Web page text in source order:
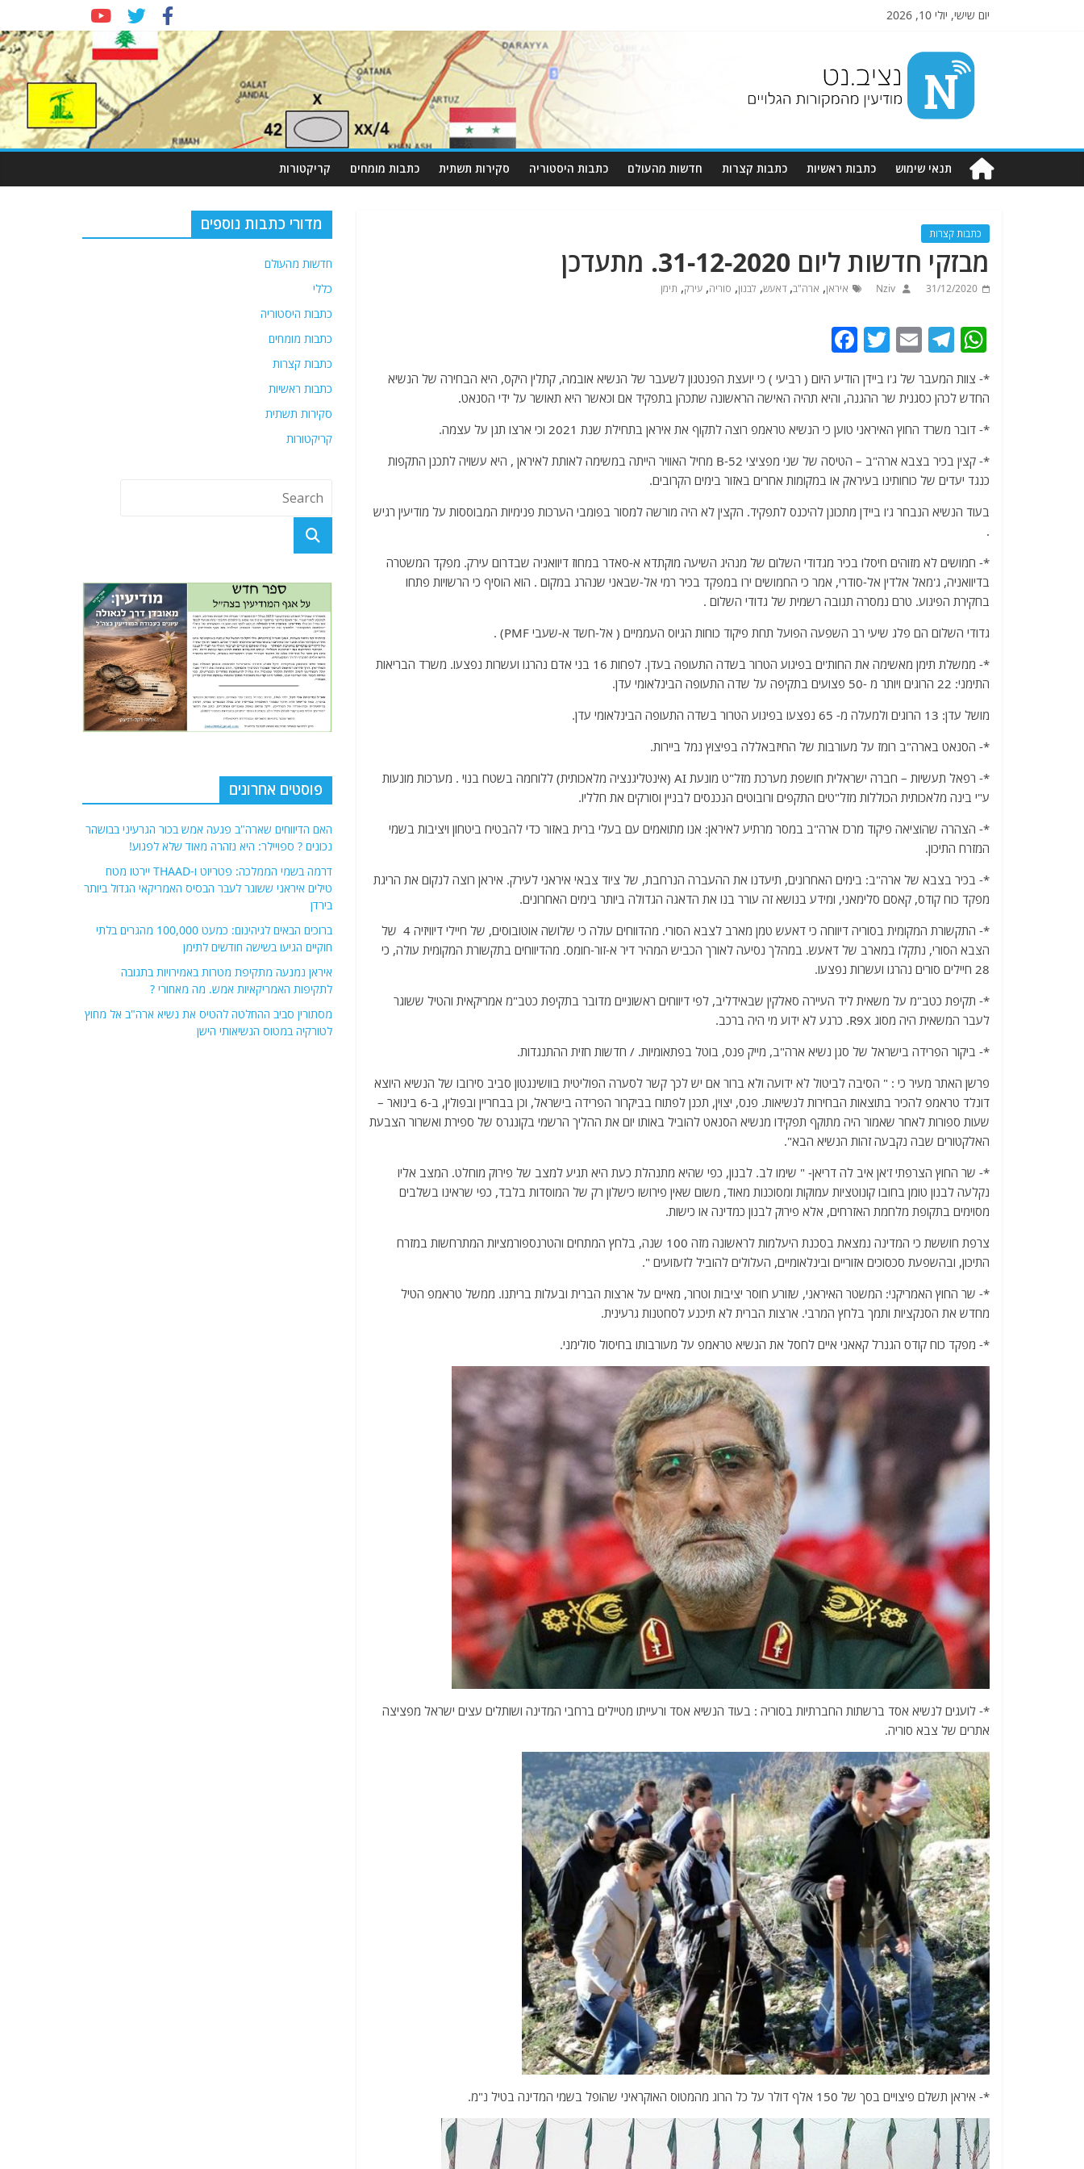
יום שישי, יולי 10, 2026
Nziv.net
מודיעין
מהמקורות
תנאי שימוש כתבות ראשיות כתבות קצרות חדשות מהעולם כתבות היסטוריה סקירות תשתית כתבות מומחים קריקטורות
כתבות קצרות
מבזקי חדשות ליום 31-12-2020. מתעדכן
31/12/2020
Nziv איראן, ארה"ב, דאעש, לבנון, סוריה, עירק, תימן
W
at
s
A
p
p
T
e
g
ra
m
E
ai
l
T
itt
er
c
e
b
o
o
k
*- צוות המעבר של ג'ו ביידן הודיע היום ( רביעי ) כי יועצת הפנטגון לשעבר של הנשיא אובמה, קתלין היקס, היא הבחירה של הנשיא
החדש לכהן כסגנית שר ההגנה, והיא תהיה האישה הראשונה שתכהן בתפקיד אם וכאשר היא תאושר על ידי הסנאט.
*- דובר משרד החוץ האיראני טוען כי הנשיא טראמפ רוצה לתקוף את איראן בתחילת שנת 2021 וכי ארצו תגן על עצמה.
*- קצין בכיר בצבא ארה"ב – הטיסה של שני מפציצי B-52 מחיל האוויר הייתה במשימה לאותת לאיראן , היא עשויה לתכנן התקפות
כנגד יעדים של כוחותינו בעיראק או במקומות אחרים באזור בימים הקרובים.
בעוד הנשיא הנבחר ג'ו ביידן מתכונן להיכנס לתפקיד. הקצין לא היה מורשה למסור בפומבי הערכות פנימיות המבוססות על מודיעין רגיש
.
*- חמושים לא מזוהים חיסלו בכיר מגדודי השלום של מנהיג השיעה מוקתדא א-סאדר במחוז דיוואניה שבדרום עירק. מפקד המשטרה
בדיוואניה, ג'מאל אלדין אל-סודרי, אמר כי החמושים ירו במפקד בכיר רמי אל-שבאני שנהרג במקום . הוא הוסיף כי הרשויות פתחו
בחקירת הפיגוע. טרם נמסרה תגובה רשמית של גדודי השלום .
גדודי השלום הם פלג שיעי רב השפעה הפועל תחת פיקוד כוחות הגיוס העממיים ( אל-חשד א-שעבי PMF) .
*- ממשלת תימן מאשימה את החות'ים בפיגוע הטרור בשדה התעופה בעדן. לפחות 16 בני אדם נהרגו ועשרות נפצעו. משרד הבריאות
התימני: 22 הרוגים ויותר מ -50 פצועים בתקיפה על שדה התעופה הבינלאומי עדן.
מושל עדן: 13 הרוגים ולמעלה מ- 65 נפצעו בפיגוע הטרור בשדה התעופה הבינלאומי עדן.
*- הסנאט בארה"ב רומז על מעורבות של החיזבאללה בפיצוץ נמל ביירות.
*- רפאל תעשיות – חברה ישראלית חושפת מערכת מזל"ט מונעת AI (אינטליגנציה מלאכותית) ללוחמה בשטח בנוי . מערכות מונעות
ע"י בינה מלאכותית הכוללות מזל"טים התקפים ורובוטים הנכנסים לבניין וסורקים את חלליו.
*- הצהרה שהוציאה פיקוד מרכז ארה"ב במסר מרתיע לאיראן: אנו מתואמים עם בעלי ברית באזור כדי להבטיח ביטחון ויציבות בשמי
המזרח התיכון.
*- בכיר בצבא של ארה"ב: בימים האחרונים, תיעדנו את ההעברה הנרחבת, של ציוד צבאי איראני לעירק. איראן רוצה לנקום את הריגת
מפקד כוח קודס, קאסם סלימאני, ומידע בנושא זה עורר בנו את הדאגה הגדולה ביותר בימים האחרונים.
*- התקשורת המקומית בסוריה דיווחה כי דאעש טמן מארב לצבא הסורי. מהדווחים עולה כי שלושה אוטובוסים, של חיילי דיוויזיה 4 של
הצבא הסורי, נתקלו במארב של דאעש. במהלך נסיעה לאורך הכביש המהיר דיר א-זור-חומס. מהדיווחים בתקשורת המקומית עולה, כי
28 חיילים סורים נהרגו ועשרות נפצעו.
*- תקיפת כטב"מ על משאית ליד העיירה סאלקין שבאידליב, לפי דיווחים ראשוניים מדובר בתקיפת כטב"מ אמריקאית והטיל ששוגר
לעבר המשאית היה מסוג R9X. כרגע לא ידוע מי היה ברכב.
*- ביקור הפרידה בישראל של סגן נשיא ארה"ב, מייק פנס, בוטל בפתאומיות. / חדשות חזית ההתנגדות.
פרשן האתר מעיר כי : " הסיבה לביטול לא ידועה ולא ברור אם יש לכך קשר לסערה הפוליטית בוושינגטון סביב סירובו של הנשיא היוצא
דונלד טראמפ להכיר בתוצאות הבחירות לנשיאות. פנס, יצוין, תכנן לפתוח בביקרור הפרידה בישראל, וכן בבחריין ובפולין, ב-6 בינואר –
שעות ספורות לאחר שאמור היה מתוקף תפקידו מנשיא הסנאט להוביל באותו יום את ההליך הרשמי בקונגרס של ספירת ואשרור הצבעת
האלקטורים שבה נקבעה זהות הנשיא הבא".
*- שר החוץ הצרפתי ז'אן איב לה דריאן- " שימו לב. לבנון, כפי שהיא מתנהלת כעת היא תגיע למצב של פירוק מוחלט. המצב אליו
נקלעה לבנון טומן בחובו קונוטציות עמוקות ומסוכנות מאוד, משום שאין פירושו כישלון רק של המוסדות בלבד, כפי שראינו בשלבים
מסוימים בתקופת מלחמת האזרחים, אלא פירוק לבנון כמדינה או כישות.
צרפת חוששת כי המדינה נמצאת בסכנת היעלמות לראשונה מזה 100 שנה, בלחץ המתחים והטרנספורמציות המתרחשות במזרח
התיכון, ובהשפעת סכסוכים אזוריים ובינלאומיים, העלולים להוביל לזעזועים ".
*- שר החוץ האמריקני: המשטר האיראני, שזורע חוסר יציבות וטרור, מאיים על ארצות הברית ובעלות בריתנו. ממשל טראמפ הטיל
מחדש את הסנקציות ותמך בלחץ המרבי. ארצות הברית לא תיכנע לסחטנות גרעינית.
*- מפקד כוח קודס הגנרל קאאני איים לחסל את הנשיא טראמפ על מעורבותו בחיסול סולימני.
*- לועגים לנשיא אסד ברשתות החברתיות בסוריה : בעוד הנשיא אסד ורעייתו מטיילים ברחבי המדינה ושותלים עצים ישראל מפציצה
אתרים של צבא סוריה.
*- איראן תשלם פיצויים בסך של 150 אלף דולר על כל הרוג מהמטוס האוקראיני שהופל בשמי המדינה בטיל נ"מ.
מדורי כתבות נוספים
חדשות מהעולם
כללי
כתבות היסטוריה
כתבות מומחים
כתבות קצרות
כתבות ראשיות
סקירות תשתית
קריקטורות
פוסטים אחרונים
האם הדיווחים שארה"ב פגעה אמש בכור הגרעיני בבושהר
נכונים ? ספויילר: היא נזהרה מאוד שלא לפגוע!
דרמה בשמי הממלכה: פטריוט ו-THAAD יירטו מטח
טילים איראני ששוגר לעבר הבסיס האמריקאי הגדול ביותר
בירדן
ברוכים הבאים לגיהינום: כמעט 100,000 מהגרים בלתי
חוקיים הגיעו בשישה חודשים לתימן
איראן נמנעה מתקיפת מטרות באמירויות בתגובה
לתקיפות האמריקאיות אמש. מה מאחורי ?
מסתורין סביב ההחלטה להטיס את נשיא ארה"ב אל מחוץ
לטורקיה במטוס הנשיאותי הישן